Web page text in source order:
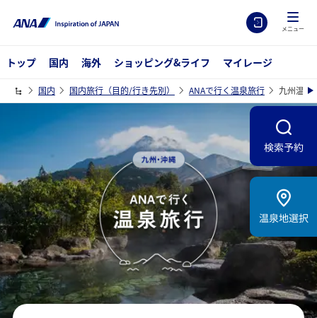
メニュー
トップ 国内 海外 ショッピング&ライフ マイレージ
国内 国内旅行（目的/行き先別） ANAで行く温泉旅行 九州温泉